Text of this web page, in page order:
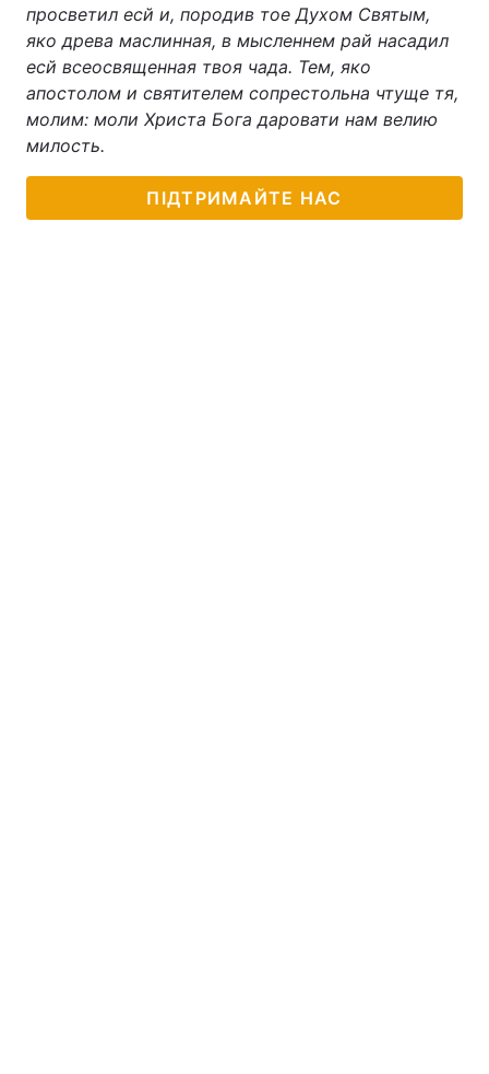
просветил есй и, породив тое Духом Святым,
яко древа маслинная, в мысленнем рай насадил
есй всеосвященная твоя чада. Тем, яко
апостолом и святителем сопрестольна чтуще тя,
молим: моли Христа Бога даровати нам велию
милость.
ПІДТРИМАЙТЕ НАС